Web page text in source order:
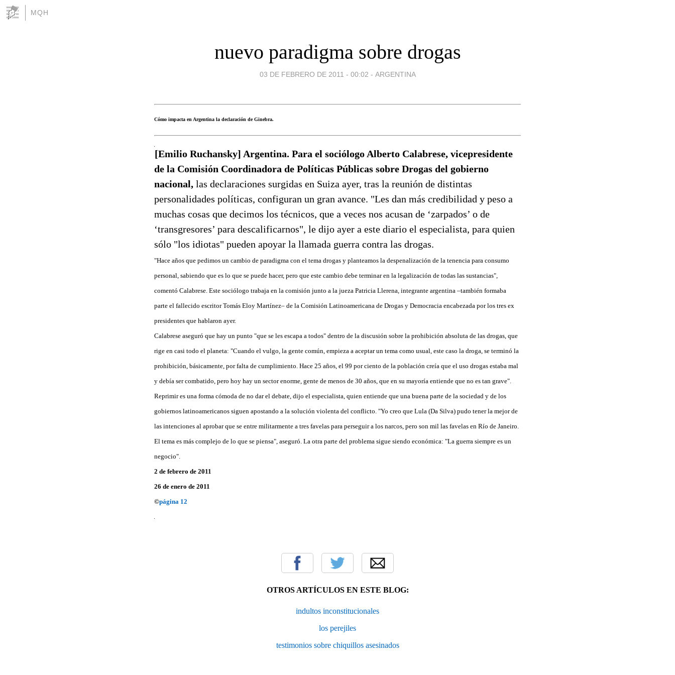
MQH
nuevo paradigma sobre drogas
03 DE FEBRERO DE 2011 - 00:02 - ARGENTINA
Cómo impacta en Argentina la declaración de Ginebra.
[Emilio Ruchansky] Argentina. Para el sociólogo Alberto Calabrese, vicepresidente
de la Comisión Coordinadora de Políticas Públicas sobre Drogas del gobierno
nacional, las declaraciones surgidas en Suiza ayer, tras la reunión de distintas
personalidades políticas, configuran un gran avance. "Les dan más credibilidad y peso a
muchas cosas que decimos los técnicos, que a veces nos acusan de ‘zarpados’ o de
‘transgresores’ para descalificarnos", le dijo ayer a este diario el especialista, para quien
sólo "los idiotas" pueden apoyar la llamada guerra contra las drogas.
"Hace años que pedimos un cambio de paradigma con el tema drogas y planteamos la despenalización de la tenencia para consumo
personal, sabiendo que es lo que se puede hacer, pero que este cambio debe terminar en la legalización de todas las sustancias",
comentó Calabrese. Este sociólogo trabaja en la comisión junto a la jueza Patricia Llerena, integrante argentina –también formaba
parte el fallecido escritor Tomás Eloy Martínez– de la Comisión Latinoamericana de Drogas y Democracia encabezada por los tres ex
presidentes que hablaron ayer.
Calabrese aseguró que hay un punto "que se les escapa a todos" dentro de la discusión sobre la prohibición absoluta de las drogas, que
rige en casi todo el planeta: "Cuando el vulgo, la gente común, empieza a aceptar un tema como usual, este caso la droga, se terminó la
prohibición, básicamente, por falta de cumplimiento. Hace 25 años, el 99 por ciento de la población creía que el uso drogas estaba mal
y debía ser combatido, pero hoy hay un sector enorme, gente de menos de 30 años, que en su mayoría entiende que no es tan grave".
Reprimir es una forma cómoda de no dar el debate, dijo el especialista, quien entiende que una buena parte de la sociedad y de los
gobiernos latinoamericanos siguen apostando a la solución violenta del conflicto. "Yo creo que Lula (Da Silva) pudo tener la mejor de
las intenciones al aprobar que se entre militarmente a tres favelas para perseguir a los narcos, pero son mil las favelas en Río de Janeiro.
El tema es más complejo de lo que se piensa", aseguró. La otra parte del problema sigue siendo económica: "La guerra siempre es un
negocio".
2 de febrero de 2011
26 de enero de 2011
©página 12
OTROS ARTÍCULOS EN ESTE BLOG:
indultos inconstitucionales
los perejiles
testimonios sobre chiquillos asesinados